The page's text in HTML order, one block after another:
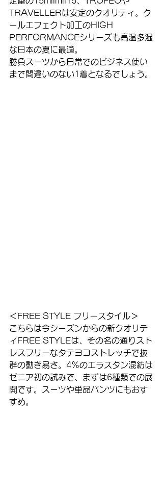
TRAVELLERは安定のクオリティ。ク
ールエフェクト加工のHIGH
PERFORMANCEシリーズも高温多湿
な日本の夏に最適。
勝負スーツから日常でのビジネス使い
まで間違いのない1着となるでしょう。
＜FREE STYLE フリースタイル＞
こちらは今シーズンからの新クオリテ
ィFREE STYLEは、その名の通りスト
レスフリーなタテヨコストレッチで抜
群の動き易さ。4%のエラスタン混紡は
ゼニア初の試みで、まずは6種類での展
開です。スーツや単品パンツにもおす
すめ。